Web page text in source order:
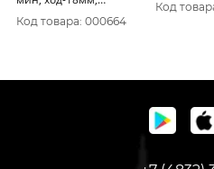
рез-65мм, 1, 9кг)
Код товара: 000664
Код